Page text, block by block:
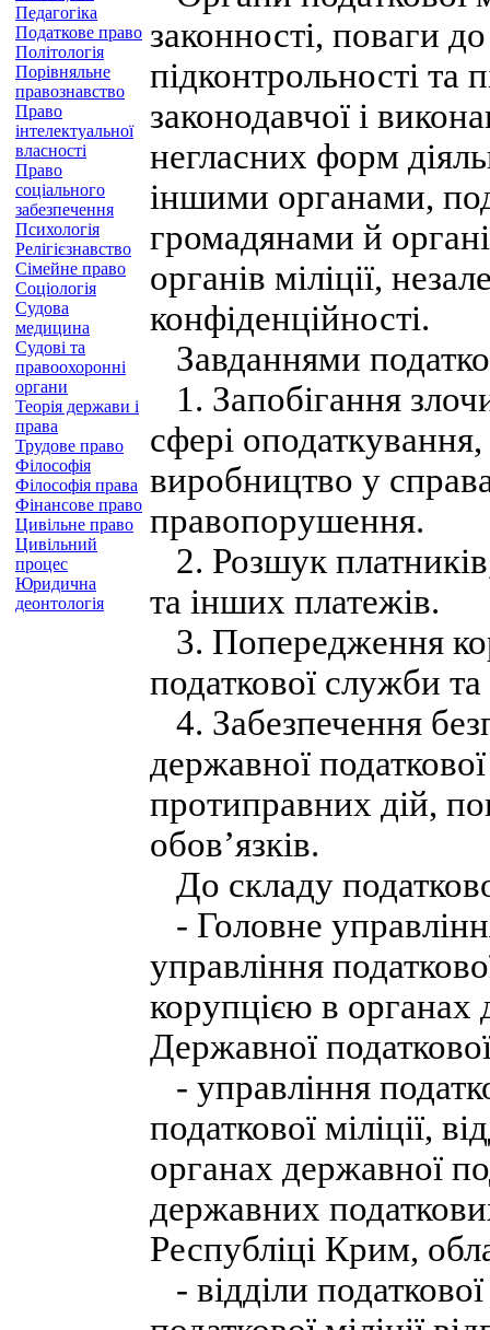
Педагогіка
Податкове право
Політологія
Порівняльне
правознавство
Право
інтелектуальної
власності
Право
соціального
забезпечення
Психологія
Релігієзнавство
Сімейне право
Соціологія
Судова
медицина
Судові та
правоохоронні
органи
Теорія держави і
права
Трудове право
Філософія
Філософія права
Фінансове право
Цивільне право
Цивільний
процес
Юридична
деонтологія
законності, поваги
підконтрольності та
законодавчої і
негласних форм
іншими органами,
громадянами й
органів міліції,
конфіденційності.
Завданнями
1. Запобігання
сфері
виробництво у
правопорушення.
2. Розшук
та інших платежів.
3. Попередження
податкової служби та
4. Забезпечення
державної
протиправних дій,
обов’язків.
До складу
- Головне
управління
корупцією в органах
Державної
- управління
податкової міліції,
органах державної
державних
Республіці Крим,
- відділи